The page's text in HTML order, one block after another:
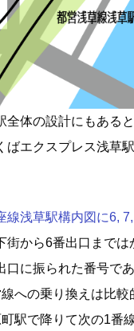
全体の設計にもある
ばエクスプレス浅草
線浅草駅構内図に6,
街から6番出口まで
口に振られた番号で
への乗り換えは比
駅で降りて次の1番